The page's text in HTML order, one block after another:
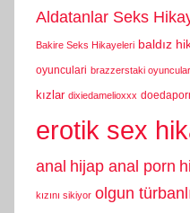
Aldatanlar Seks
Bakire Seks Hikayeleri baldız
oyunculari brazzerstaki
kızlar dixiedamelioxxx
erotik sex
anal hijap anal porn
kızını sikiyor olgun